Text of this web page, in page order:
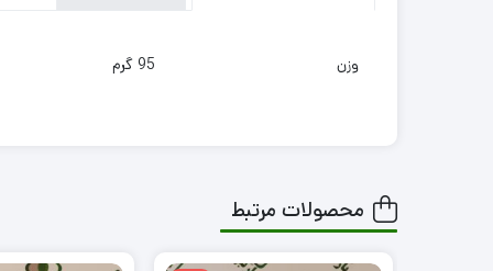
وزن 95 گرم
محصولات مرتبط